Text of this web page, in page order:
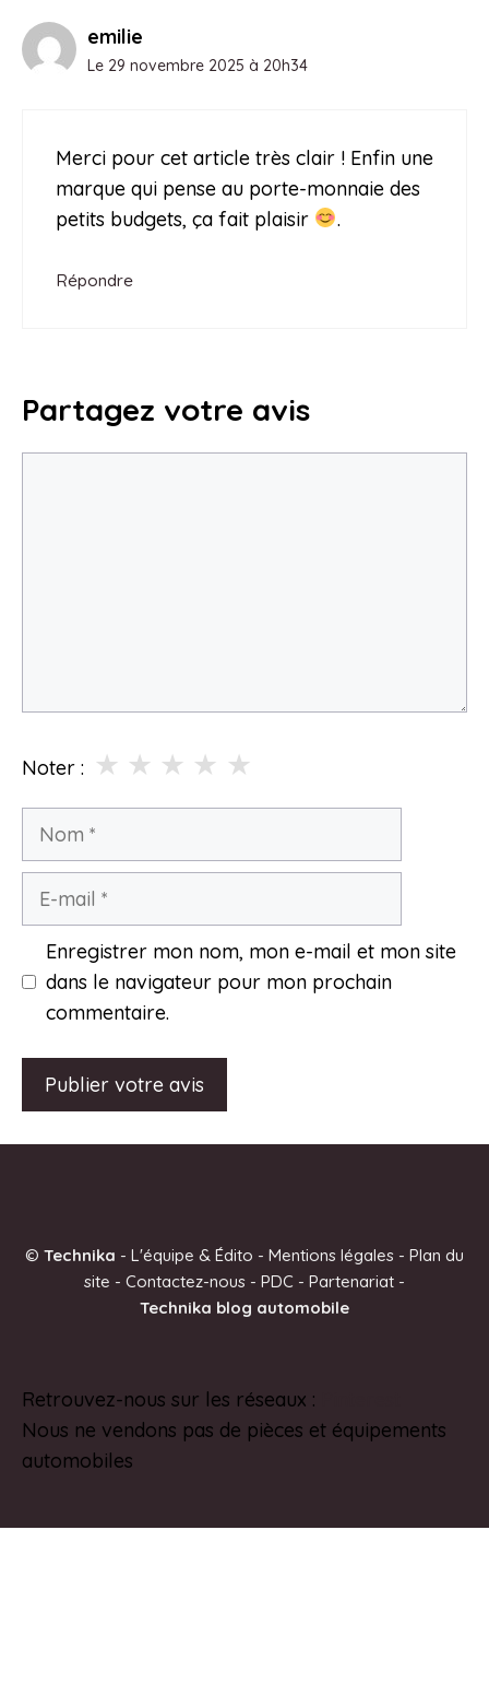
emilie
Le 29 novembre 2025 à 20h34
Merci pour cet article très clair ! Enfin une
marque qui pense au porte-monnaie des
petits budgets, ça fait plaisir
.
Répondre
Partagez votre avis
Noter : ★
★
★
★
★
Nom
Enregistrer mon nom, mon e-mail et mon site
dans le navigateur pour mon prochain
commentaire.
r
v
e
:
© Technika - L'équipe & Édito - Mentions légales - Plan du
site - Contactez-nous - PDC - Partenariat -
Technika blog automobile
Retrouvez-nous sur les réseaux :
Nous ne vendons pas de pièces et équipements
automobiles